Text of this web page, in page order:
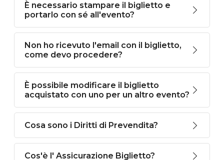
È necessario stampare il biglietto e
portarlo con sé all'evento?
Non ho ricevuto l'email con il biglietto,
come devo procedere?
È possibile modificare il biglietto
acquistato con uno per un altro evento?
Cosa sono i Diritti di Prevendita?
Cos'è l' Assicurazione Biglietto?